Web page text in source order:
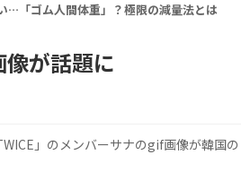
行費用全額サポート！22カ国・64都市以上
が話題に
」のメンバーサナのgif画像が韓国の